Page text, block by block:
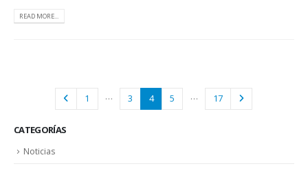
READ MORE...
1 … 3 4 5 … 17
CATEGORÍAS
Noticias